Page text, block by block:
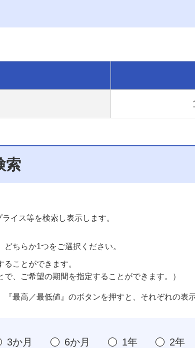
索
イス等を検索し表示します。
ちらか1つをご選択ください。
ことができます。
、ご希望の期間を指定することができます。）
最高／最低値』のボタンを押すと、それぞれの表
3か月 6か月 1年 2年